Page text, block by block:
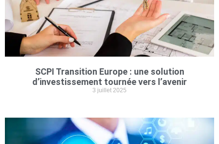
SCPI Transition Europe : une solution
d’investissement tournée vers l’avenir
3 juillet 2025